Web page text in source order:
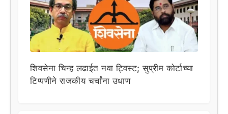
शिवसेना चिन्ह लढाईत नवा ट्विस्ट; सुप्रीम कोर्टाच्या
टिप्पणीने राजकीय चर्चांना उधाण